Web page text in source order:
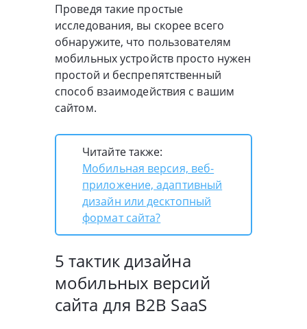
Проведя такие простые
исследования, вы скорее всего
обнаружите, что пользователям
мобильных устройств просто нужен
простой и беспрепятственный
способ взаимодействия с вашим
сайтом.
Читайте также:
Мобильная версия, веб-
приложение, адаптивный
дизайн или десктопный
формат сайта?
5 тактик дизайна
мобильных версий
сайта для B2B SaaS